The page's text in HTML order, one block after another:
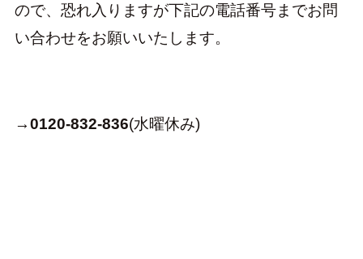
ので、恐れ入りますが下記の電話番号までお問
い合わせをお願いいたします。
→0120-832-836(水曜休み)